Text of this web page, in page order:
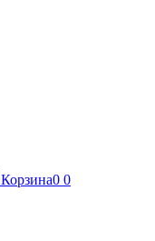
Корзина0 0